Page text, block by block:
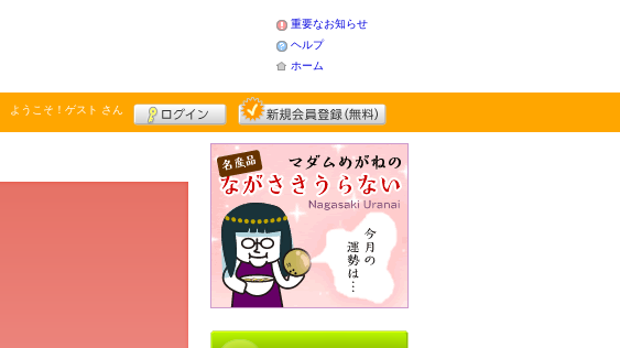
重要なお知らせ
ヘルプ
ホーム
ようこそ！ ゲスト さん